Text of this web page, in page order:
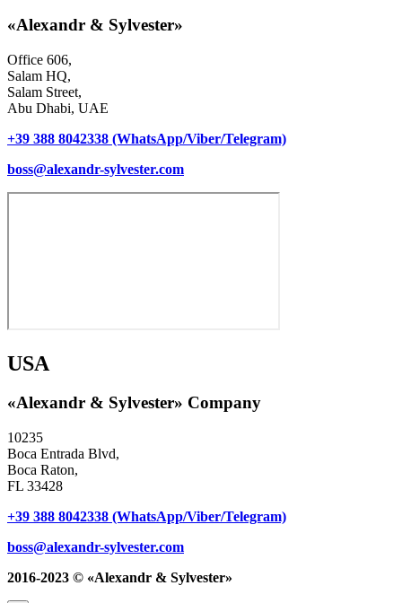
«Alexandr & Sylvester»
Office 606,
Salam HQ,
Salam Street,
Abu Dhabi, UAE
+39 388 8042338 (WhatsApp/Viber/Telegram)
boss@alexandr-sylvester.com
USA
«Alexandr & Sylvester» Company
10235
Boca Entrada Blvd,
Boca Raton,
FL 33428
+39 388 8042338 (WhatsApp/Viber/Telegram)
boss@alexandr-sylvester.com
2016-2023 © «Alexandr & Sylvester»